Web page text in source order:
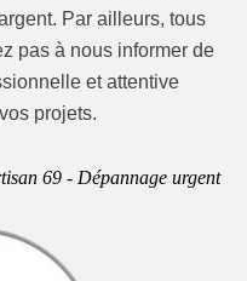
Par ailleurs, tous
pas à nous informer de
et attentive
projets.
69 - Dépannage urgent